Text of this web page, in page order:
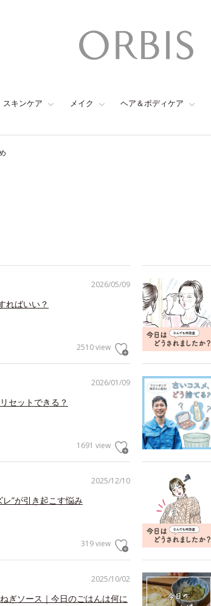
スキンケア メイク ヘア＆ボディケア
2026/05/09
ればいい？
2510 view
2026/01/09
セットできる？
1691 view
2025/12/10
”が引き起こす悩み
319 view
2025/10/02
ぎソース｜今日のごはんは何に